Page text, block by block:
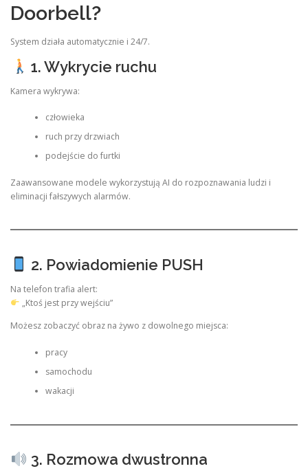
Doorbell?
System działa automatycznie i 24/7.
1. Wykrycie ruchu
Kamera wykrywa:
człowieka
ruch przy drzwiach
podejście do furtki
Zaawansowane modele wykorzystują AI do rozpoznawania ludzi i
eliminacji fałszywych alarmów.
2. Powiadomienie PUSH
Na telefon trafia alert:
„Ktoś jest przy wejściu”
Możesz zobaczyć obraz na żywo z dowolnego miejsca:
pracy
samochodu
wakacji
3. Rozmowa dwustronna